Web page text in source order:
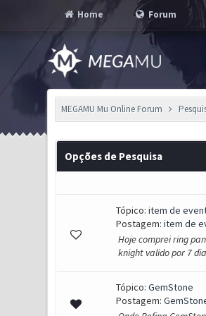
Home Forum
MEGAMU Mu Online Forum
Opções de Pesquisa
Tópico: item de
Postagem: item de
Hoje comprei ring
knight valido por 7
Tópico: GemStone
Postagem: